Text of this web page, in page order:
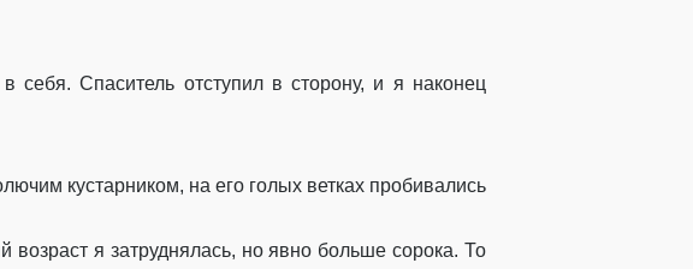
Спаситель отступил в сторону, и я наконец
кустарником, на его голых ветках пробивались
я затруднялась, но явно больше сорока. То